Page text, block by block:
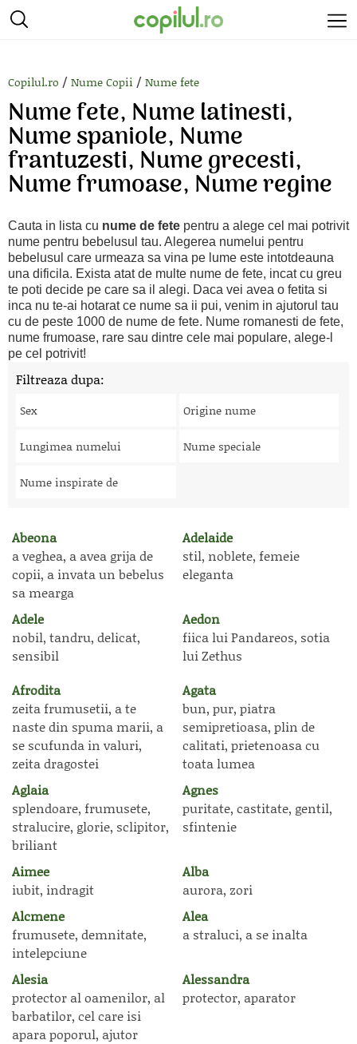
Copilul.ro / Nume Copii / Nume fete
Nume fete, Nume latinesti,
Nume spaniole, Nume
frantuzesti, Nume grecesti,
Nume frumoase, Nume regine
Cauta in lista cu nume de fete pentru a alege cel mai potrivit
nume pentru bebelusul tau. Alegerea numelui pentru
bebelusul care urmeaza sa vina pe lume este intotdeauna
una dificila. Exista atat de multe nume de fete, incat cu greu
te poti decide pe care sa il alegi. Daca vei avea o fetita si
inca nu te-ai hotarat ce nume sa ii pui, venim in ajutorul tau
cu de peste 1000 de nume de fete. Nume romanesti de fete,
nume frumoase, rare sau dintre cele mai populare, alege-l
pe cel potrivit!
Filtreaza dupa:
Sex Origine nume
Lungimea numelui Nume speciale
Nume inspirate de
Abeona
a veghea, a avea grija de
copii, a invata un bebelus
sa mearga
Adelaide
stil, noblete, femeie
eleganta
Adele
nobil, tandru, delicat,
sensibil
Aedon
fiica lui Pandareos, sotia
lui Zethus
Afrodita
zeita frumusetii, a te
naste din spuma marii, a
se scufunda in valuri,
zeita dragostei
Agata
bun, pur, piatra
semipretioasa, plin de
calitati, prietenoasa cu
toata lumea
Aglaia
splendoare, frumusete,
stralucire, glorie, sclipitor,
briliant
Agnes
puritate, castitate, gentil,
sfintenie
Aimee
iubit, indragit
Alba
aurora, zori
Alcmene
frumusete, demnitate,
intelepciune
Alea
a straluci, a se inalta
Alesia
protector al oamenilor, al
barbatilor, cel care isi
apara poporul, ajutor
Alessandra
protector, aparator